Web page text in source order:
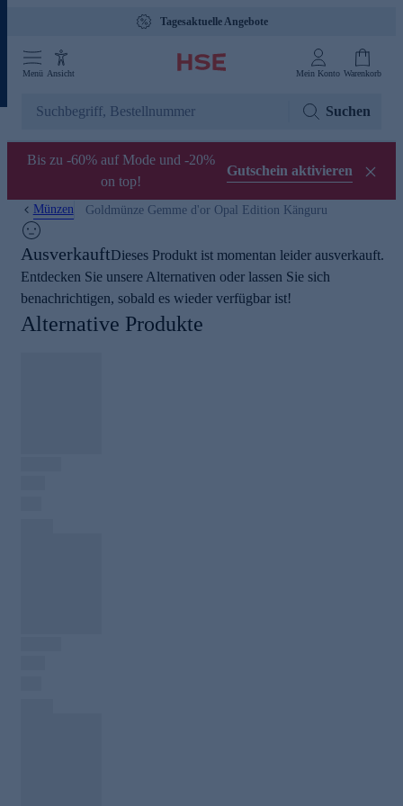
Tagesaktuelle Angebote
Menü Ansicht Mein Konto Warenkorb
Suchen
Bis zu -60% auf Mode und -20%
on top!
Gutschein aktivieren
Münzen Goldmünze Gemme d'or Opal Edition Känguru
AusverkauftDieses Produkt ist momentan leider ausverkauft.
Entdecken Sie unsere Alternativen oder lassen Sie sich
benachrichtigen, sobald es wieder verfügbar ist!
Alternative Produkte